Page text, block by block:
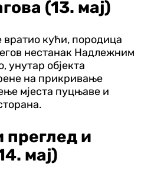
(13. мај)
кући, породица
нестанак Надлежним
унутар објекта
на прикривање
мјеста пуцњаве и
и
мај)